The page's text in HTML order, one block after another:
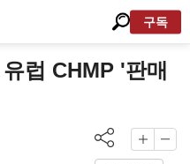
구독
럽 CHMP '판매